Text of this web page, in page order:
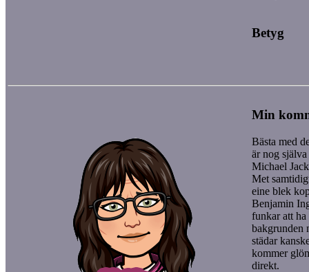
Betyg
Min
Bästa med
är nog själva
Michael
Met
eine blek
Benjamin
funkar att ha
bakgrunden
städar
kommer
direkt.